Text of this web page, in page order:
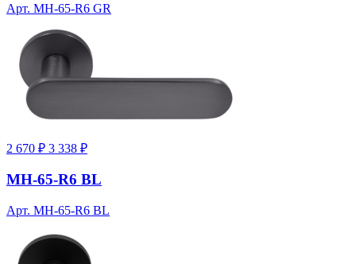
Арт. MH-65-R6 GR
2 670 ₽ 3 338 ₽
MH-65-R6 BL
Арт. MH-65-R6 BL